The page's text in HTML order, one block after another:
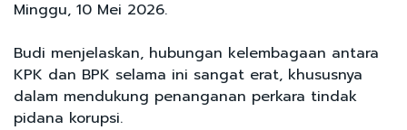
Minggu, 10 Mei 2026.
Budi menjelaskan, hubungan kelembagaan antara
KPK dan BPK selama ini sangat erat, khususnya
dalam mendukung penanganan perkara tindak
pidana korupsi.